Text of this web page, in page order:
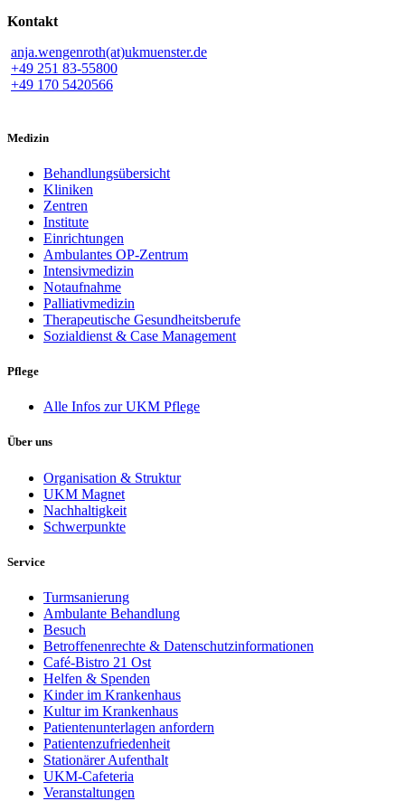
Kontakt
anja.wengenroth(at)ukmuenster.de
+49 251 83-55800
+49 170 5420566
Medizin
Behandlungsübersicht
Kliniken
Zentren
Institute
Einrichtungen
Ambulantes OP-Zentrum
Intensivmedizin
Notaufnahme
Palliativmedizin
Therapeutische Gesundheitsberufe
Sozialdienst & Case Management
Pflege
Alle Infos zur UKM Pflege
Über uns
Organisation & Struktur
UKM Magnet
Nachhaltigkeit
Schwerpunkte
Service
Turmsanierung
Ambulante Behandlung
Besuch
Betroffenenrechte & Datenschutzinformationen
Café-Bistro 21 Ost
Helfen & Spenden
Kinder im Krankenhaus
Kultur im Krankenhaus
Patientenunterlagen anfordern
Patientenzufriedenheit
Stationärer Aufenthalt
UKM-Cafeteria
Veranstaltungen